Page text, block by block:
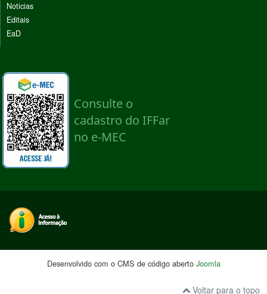
Noticias
Editais
EaD
Desenvolvido com o CMS de código aberto Joomla
Voltar para o topo